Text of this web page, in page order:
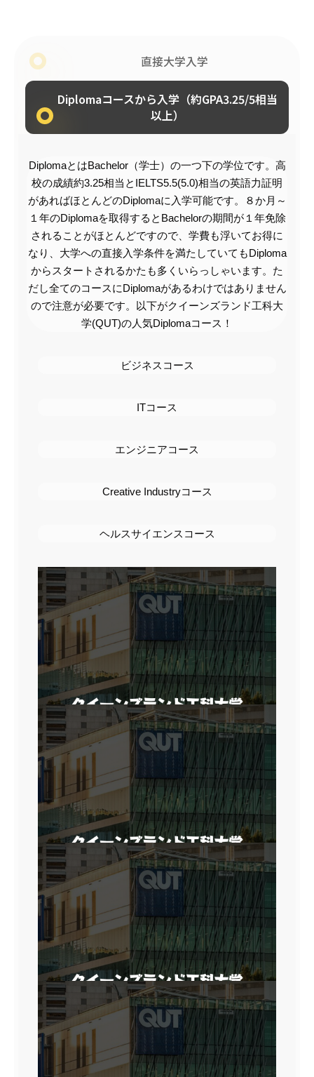
直接大学入学
Diplomaコースから入学（約GPA3.25/5相当
以上）
DiplomaとはBachelor（学士）の一つ下の学位です。高
校の成績約3.25相当と IELTS5.5(5.0)相当の英語力証明
があればほとんどのDiplomaに入学可能です。８か月～
１年のDiplomaを取得すると Bachelorの期間が１年免除
されることがほとんどですので、学費も浮いてお得に
なり、大学への直接入学条件を満たしていてもDiploma
からスタートされるかたも多くいらっしゃいます。た
だし全てのコースにDiplomaがあるわけではありません
ので注意が必要です。
以下がクイーンズランド工科大
学(QUT)の人気Diplomaコース！
ビジネスコース
ITコース
エンジニアコース
Creative Industryコース
ヘルスサイエンスコース